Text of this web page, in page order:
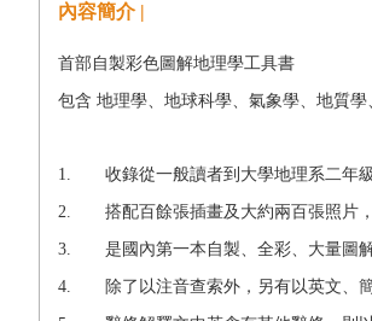
內容簡介 |
首部自製彩色圖解地理學工具書
包含 地理學、地球科學、氣象學、地質
1. 收錄從一般讀者到大學地理系二年級
2. 搭配百餘張插畫及大約兩百張照片，
3. 是國內第一本自製、全彩、大量圖解
4. 除了以注音查索外，另有以英文、簡